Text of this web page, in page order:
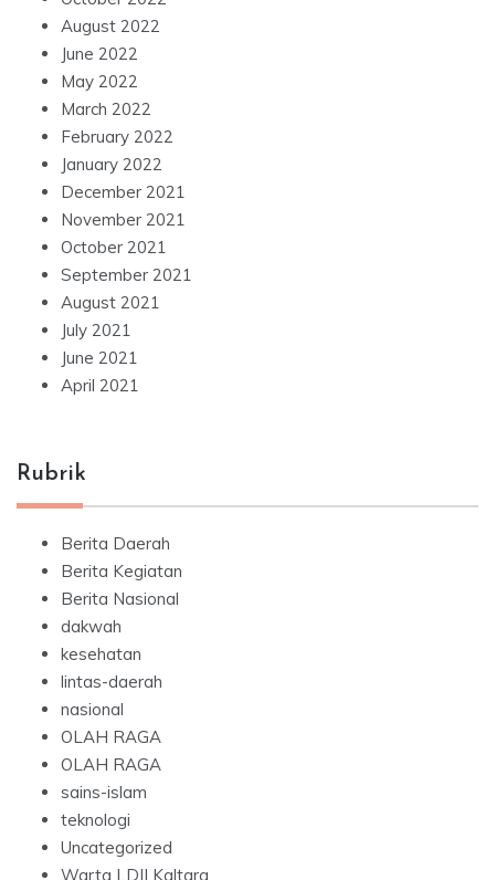
August 2022
June 2022
May 2022
March 2022
February 2022
January 2022
December 2021
November 2021
October 2021
September 2021
August 2021
July 2021
June 2021
April 2021
Rubrik
Berita Daerah
Berita Kegiatan
Berita Nasional
dakwah
kesehatan
lintas-daerah
nasional
OLAH RAGA
OLAH RAGA
sains-islam
teknologi
Uncategorized
Warta LDII Kaltara